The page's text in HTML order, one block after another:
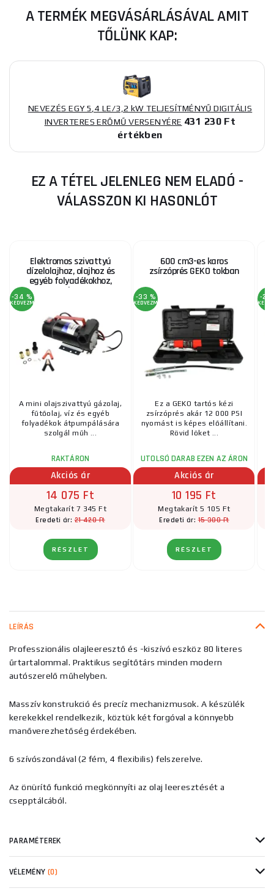
A TERMÉK MEGVÁSÁRLÁSÁVAL AMIT
TŐLÜNK KAP:
NEVEZÉS EGY 5,4 LE/3,2 kW TELJESÍTMÉNYŰ DIGITÁLIS
INVERTERES ERŐMŰ VERSENYÉRE 431 230 Ft
értékben
EZ A TÉTEL JELENLEG NEM ELADÓ -
VÁLASSZON KI HASONLÓT
Elektromos szivattyú
dízelolajhoz, olajhoz és
egyéb folyadékokhoz,
max. 40 l/perc, 12V
-34 %
KEDVEZMÉNY
A mini olajszivattyú gázolaj,
fűtőolaj, víz és egyéb
folyadékok átpumpálására
szolgál műh ...
RAKTÁRON
Akciós ár
14 075 Ft
Megtakarít 7 345 Ft
Eredeti ár:21 420 Ft
RÉSZLET
600 cm3-es karos
zsírzóprés GEKO tokban
-33 %
KEDVEZMÉNY
Ez a GEKO tartós kézi
zsírzóprés akár 12 000 PSI
nyomást is képes előállítani.
Rövid löket ...
UTOLSÓ DARAB EZEN AZ ÁRON
Akciós ár
10 195 Ft
Megtakarít 5 105 Ft
Eredeti ár:15 300 Ft
RÉSZLET
-20
LEÍRÁS
Professzionális olajleeresztő és -kiszívó eszköz 80 literes
űrtartalommal. Praktikus segítőtárs minden modern
autószerelő műhelyben.
Masszív konstrukció és precíz mechanizmusok. A készülék
kerekekkel rendelkezik, köztük két forgóval a könnyebb
manőverezhetőség érdekében.
6 szívószondával (2 fém, 4 flexibilis) felszerelve.
Az önürítő funkció megkönnyíti az olaj leeresztését a
csepptálcából.
PARAMÉTEREK
VÉLEMÉNY (0)